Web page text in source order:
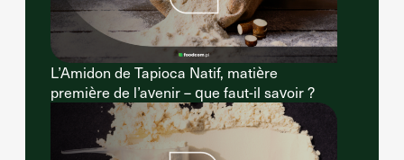
L’Amidon de Tapioca Natif, matière
première de l’avenir – que faut-il savoir ?